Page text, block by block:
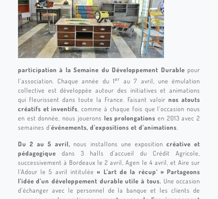
participation à la Semaine du Développement Durable pour
l’association. Chaque année du 1er au 7 avril, une émulation
collective est développée autour des initiatives et animations
qui fleurissent dans toute la France. Faisant valoirnos atouts
créatifs et inventifs, comme à chaque fois que l’occasion nous
en est donnée, nous jouerons les prolongations en 2013 avec 2
semaines d’événements, d’expositions et d’animations.
Du 2 au 5 avril, nous installons une expositioncréative et
pédagogique dans 3 halls d’accueil du Crédit Agricole,
successivement à Bordeaux le 2 avril, Agen le 4 avril, et Aire sur
l’Adour le 5 avril intitulée« L’art de la récup’ » Partageons
l’idée d’un développement durable utile à tous. Une occasion
d’échanger avec le personnel de la banque et les clients de